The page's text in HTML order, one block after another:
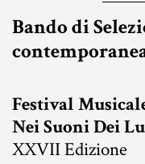
Bando di
Festival
Nei Suoni Dei
XXVII Edizione